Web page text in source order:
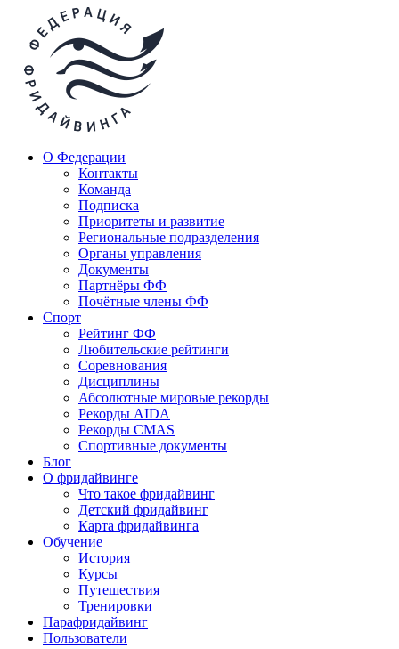
О Федерации
Контакты
Команда
Подписка
Приоритеты и развитие
Региональные подразделения
Органы управления
Документы
Партнёры ФФ
Почётные члены ФФ
Спорт
Рейтинг ФФ
Любительские рейтинги
Соревнования
Дисциплины
Абсолютные мировые рекорды
Рекорды AIDA
Рекорды CMAS
Спортивные документы
Блог
О фридайвинге
Что такое фридайвинг
Детский фридайвинг
Карта фридайвинга
Обучение
История
Курсы
Путешествия
Тренировки
Парафридайвинг
Пользователи